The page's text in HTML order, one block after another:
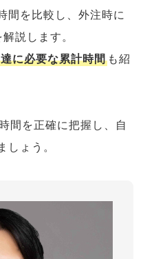
間を比較し、外注時に
説します。
に必要な累計時間 も紹
間を正確に把握し、自
しょう。